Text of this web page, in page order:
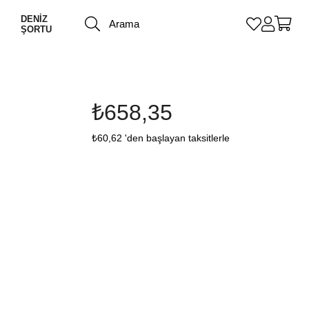
DENİZ
ŞORTU
₺658,35
₺60,62 'den başlayan taksitlerle